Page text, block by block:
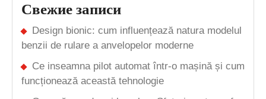
Свежие записи
Design bionic: cum influențează natura modelul
benzii de rulare a anvelopelor moderne
Ce inseamna pilot automat într-o mașină și cum
funcționează această tehnologie